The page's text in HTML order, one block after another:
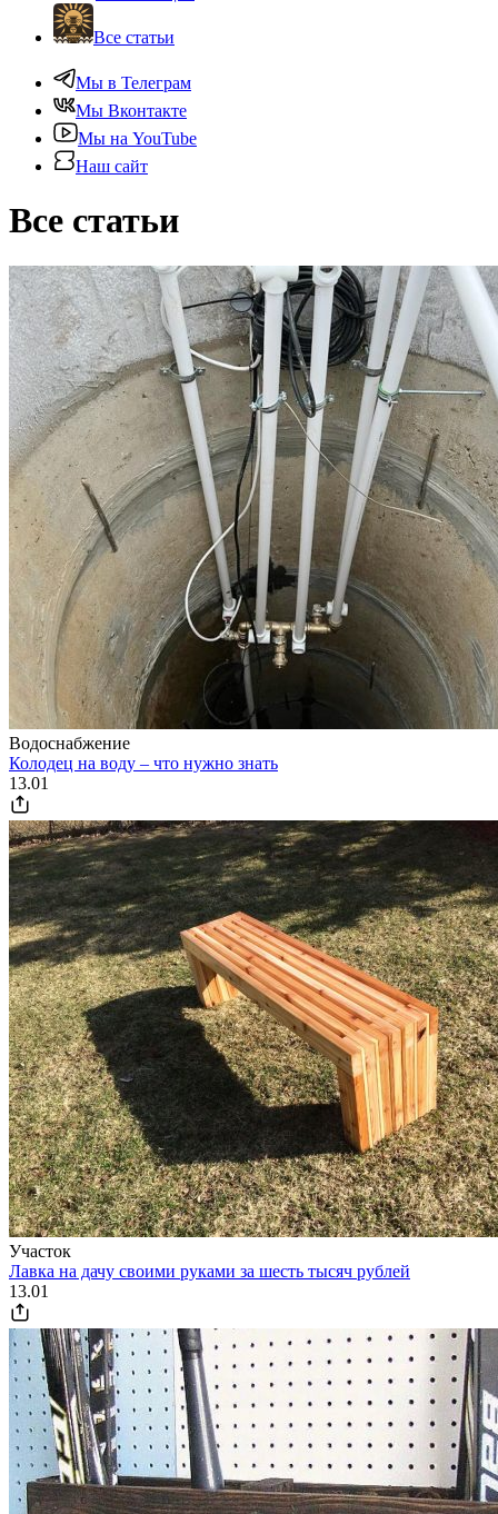
Все статьи
Мы в Телеграм
Мы Вконтакте
Мы на YouTube
Наш сайт
Все статьи
Водоснабжение
Колодец на воду – что нужно знать
13.01
Участок
Лавка на дачу своими руками за шесть тысяч рублей
13.01